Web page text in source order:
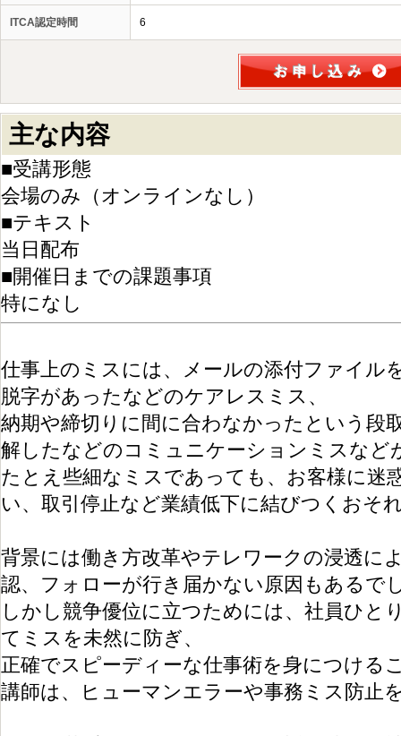
ITCA認定時間 6
主な内容
■受講形態
会場のみ（オンラインなし）
■テキスト
当日配布
■開催日までの課題事項
特になし
仕事上のミスには、メールの添付ファイル
脱字があったなどのケアレスミス、
納期や締切りに間に合わなかったという段
解したなどのコミュニケーションミスなど
たとえ些細なミスであっても、お客様に迷
い、取引停止など業績低下に結びつくおそ
背景には働き方改革やテレワークの浸透に
認、フォローが行き届かない原因もあるで
しかし競争優位に立つためには、社員ひと
てミスを未然に防ぎ、
正確でスピーディーな仕事術を身につける
講師は、ヒューマンエラーや事務ミス防止